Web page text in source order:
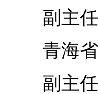
副主任
青海省
副主任